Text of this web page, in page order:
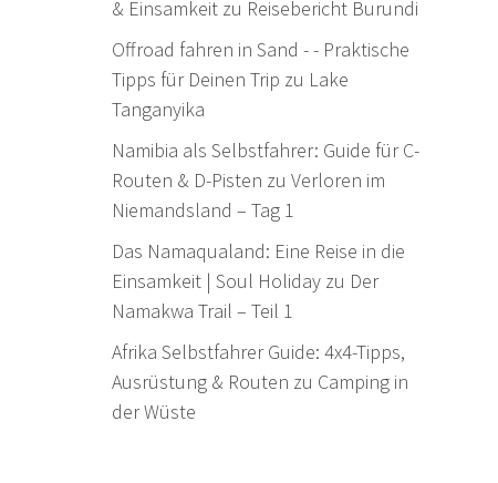
& Einsamkeitzu Reisebericht Burundi
Offroad fahren in Sand - - Praktische
Tipps für Deinen Trip zu Lake
Tanganyika
Namibia als Selbstfahrer: Guide für C-
Routen & D-Pisten zu Verloren im
Niemandsland – Tag 1
Das Namaqualand: Eine Reise in die
Einsamkeit | Soul Holidayzu Der
Namakwa Trail – Teil 1
Afrika Selbstfahrer Guide: 4x4-Tipps,
Ausrüstung & Routen zu Camping in
der Wüste